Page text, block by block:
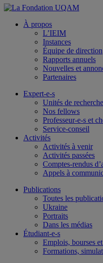
À propos
L’IEIM
Instances
Équipe de direction
Rapports annuels
Nouvelles et
Partenaires
Expert-e-s
Unités de recherche
Nos fellows
Professeur-e-s et
Service-conseil
Activités
Activités à venir
Activités passées
Comptes-rendus
Appels à
Publications
Toutes les
Ukraine
Portraits
Dans les médias
Étudiant-e-s
Emplois, bourses
Formations,